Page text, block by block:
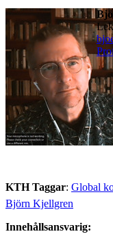
KTH Taggar: Global
Björn Kjellgren
Innehållsansvarig: